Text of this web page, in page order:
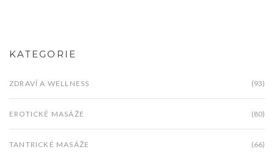
KATEGORIE
ZDRAVÍ A WELLNESS (93)
EROTICKÉ MASÁŽE (80)
TANTRICKÉ MASÁŽE (66)